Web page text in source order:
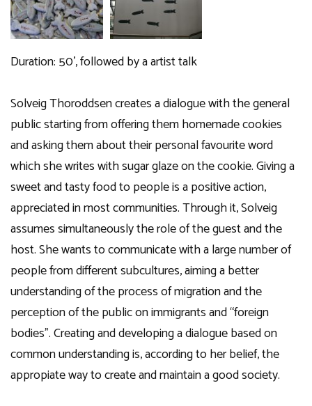
Duration: 50’, followed by a artist talk
Solveig Thoroddsen creates a dialogue with the general
public starting from offering them homemade cookies
and asking them about their personal favourite word
which she writes with sugar glaze on the cookie. Giving a
sweet and tasty food to people is a positive action,
appreciated in most communities. Through it, Solveig
assumes simultaneously the role of the guest and the
host. She wants to communicate with a large number of
people from different subcultures, aiming a better
understanding of the process of migration and the
perception of the public on immigrants and “foreign
bodies”. Creating and developing a dialogue based on
common understanding is, according to her belief, the
appropiate way to create and maintain a good society.